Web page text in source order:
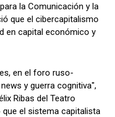
la Comunicación y la
que el cibercapitalismo
en capital económico y
en el foro ruso-
y guerra cognitiva",
Ribas del Teatro
que el sistema capitalista